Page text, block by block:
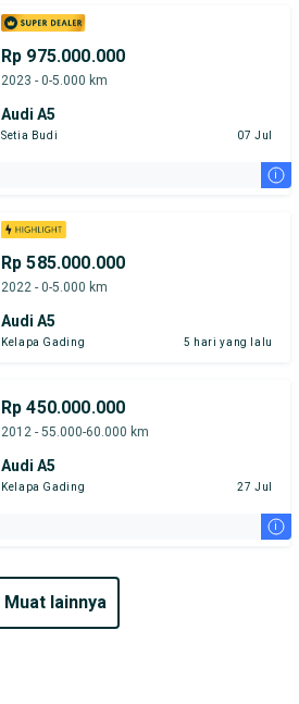
Rp 975.000.000
2023 - 0-5.000 km
Audi A5
Setia Budi 07 Jul
i
Rp 585.000.000
2022 - 0-5.000 km
Audi A5
Kelapa Gading 5 hari yang lalu
Rp 450.000.000
2012 - 55.000-60.000 km
Audi A5
Kelapa Gading 27 Jul
i
muat lainnya